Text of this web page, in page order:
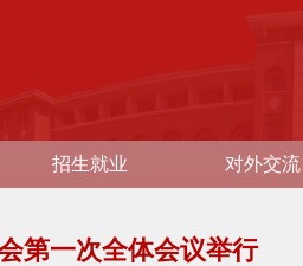
招生就业 对外交流
第一次全体会议举行